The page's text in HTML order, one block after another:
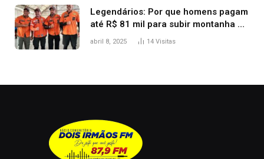
Legendários: Por que homens pagam
até R$ 81 mil para subir montanha e
melhorar casamento?
abril 8, 2025 14 Visitas